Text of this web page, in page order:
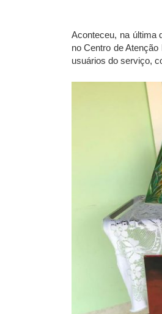
Aconteceu, na última
no Centro de
usuários do serviço,